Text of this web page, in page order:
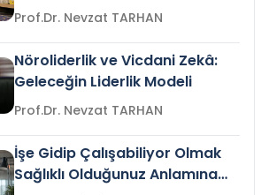
Prof.Dr. Nevzat TARHAN
Nöroliderlik ve Vicdani Zekâ:
Geleceğin Liderlik Modeli
Prof.Dr. Nevzat TARHAN
İşe Gidip Çalışabiliyor Olmak
Sağlıklı Olduğunuz Anlamına